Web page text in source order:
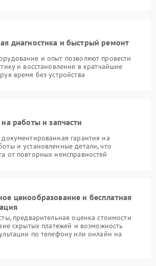
диагностика и быстрый ремонт
и опыт позволяют провести
и восстановление в кратчайшие
время без устройства
на работы и запчасти
документированная гарантия на
и установленные детали, что
от повторных неисправностей
ценообразование и бесплатная
предварительная оценка стоимости
скрытых платежей и возможность
по телефону или онлайн на